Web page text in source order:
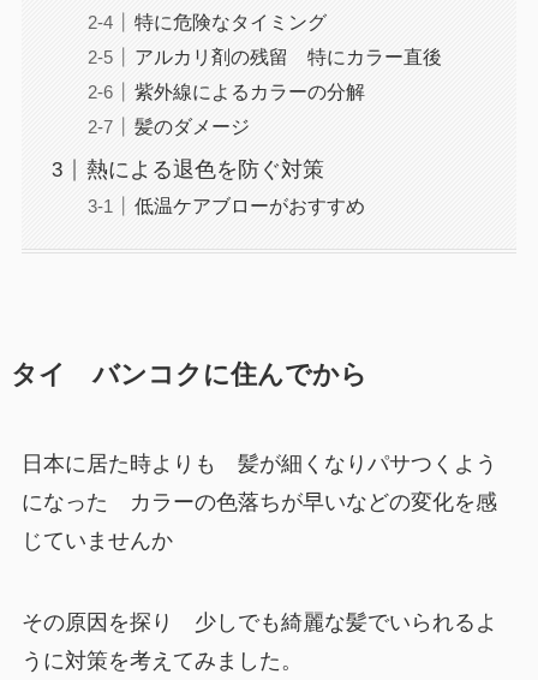
特に危険なタイミング
アルカリ剤の残留 特にカラー直後
紫外線によるカラーの分解
髪のダメージ
熱による退色を防ぐ対策
低温ケアブローがおすすめ
タイ バンコクに住んでから
日本に居た時よりも 髪が細くなりパサつくよう
になった カラーの色落ちが早いなどの変化を感
じていませんか
その原因を探り 少しでも綺麗な髪でいられるよ
うに対策を考えてみました。